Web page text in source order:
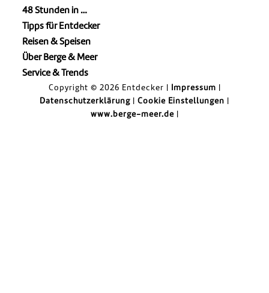
48 Stunden in …
Tipps für Entdecker
Reisen & Speisen
Über Berge & Meer
Service & Trends
Copyright © 2026 Entdecker | Impressum
Datenschutzerklärung
Cookie Einstellungen
www.berge-meer.de|